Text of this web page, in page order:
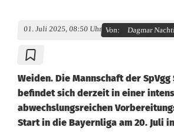
01. Juli 2025, 08:50 Uhr Von: Dagmar
Weiden. Die Mannschaft der SpVgg
befindet sich derzeit in einer
abwechslungsreichen
Start in die Bayernliga am 20. Juli